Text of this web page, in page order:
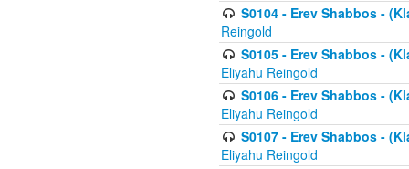
S0104 - Erev Shabbos -
Reingold
S0105 - Erev Shabbos -
Eliyahu Reingold
S0106 - Erev Shabbos -
Eliyahu Reingold
S0107 - Erev Shabbos -
Eliyahu Reingold